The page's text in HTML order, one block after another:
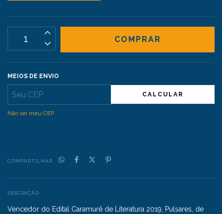
MEIOS DE ENVIO
CALCULAR
Não sei meu CEP
COMPARTILHAR
DESCRIÇÃO
Vencedor do Edital Caramurê de Literatura 2019, Pulsares, de